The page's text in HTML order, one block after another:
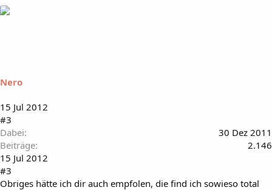
Nero
15 Jul 2012
#3
Dabei
30 Dez 2011
Beiträge
2.146
15 Jul 2012
#3
Obriges hätte ich dir auch empfolen, die find ich sowieso total